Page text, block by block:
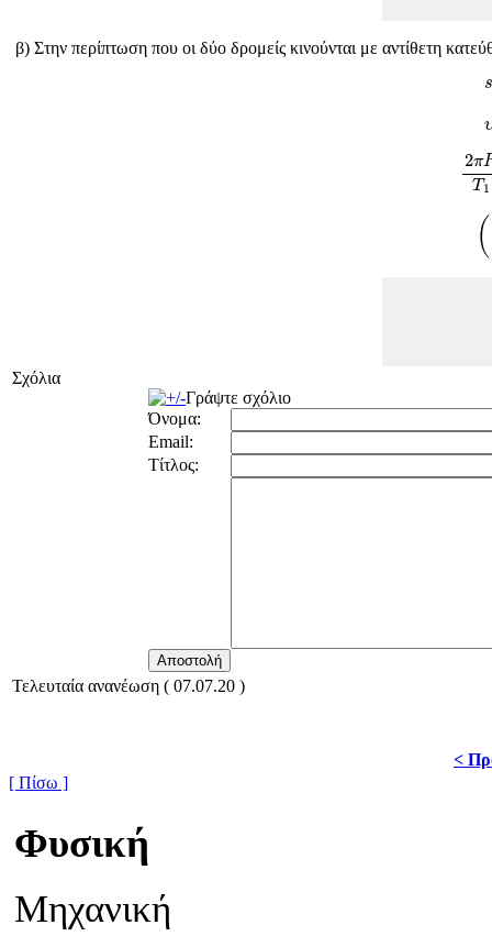
β) Στην περίπτωση που οι δύο δρομείς κινούνται με αντίθετη
2π
T 1
2 π
(
Σχόλια
Γράψτε σχόλιο
Όνομα:
Email:
Τίτλος:
Τελευταία ανανέωση ( 07.07.20 )
<
[ Πίσω ]
Φυσική
Μηχανική